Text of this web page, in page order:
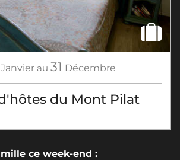
Janvier au 31 Décembre
du Mont Pilat
ce week-end :